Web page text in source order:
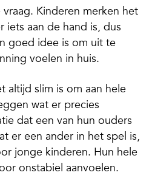
vraag. Kinderen merken het
iets aan de hand is, dus
goed idee is om uit te
voelen in huis.
altijd slim is om aan hele
wat er precies
dat een van hun ouders
er een ander in het spel is,
jonge kinderen. Hun hele
onstabiel aanvoelen.